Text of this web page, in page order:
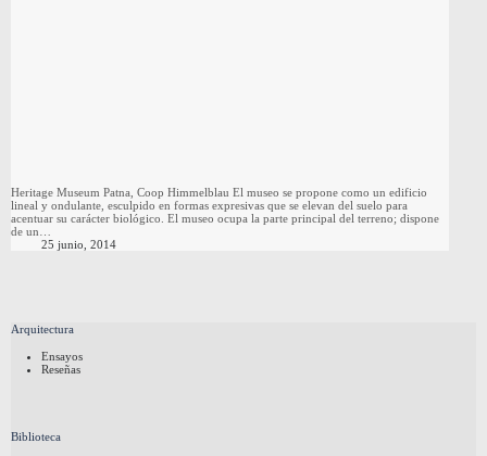
Heritage Museum Patna, Coop Himmelblau El museo se propone como un edificio
lineal y ondulante, esculpido en formas expresivas que se elevan del suelo para
acentuar su carácter biológico. El museo ocupa la parte principal del terreno; dispone
de un…
25 junio, 2014
Arquitectura
Ensayos
Reseñas
Biblioteca